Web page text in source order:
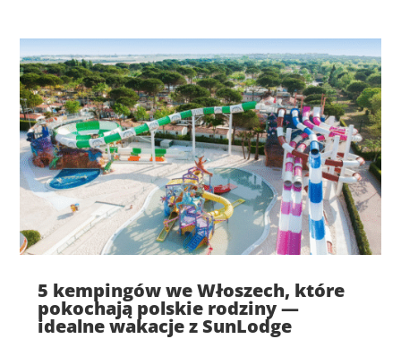
5 kempingów we Włoszech, które
pokochają polskie rodziny —
idealne wakacje z SunLodge